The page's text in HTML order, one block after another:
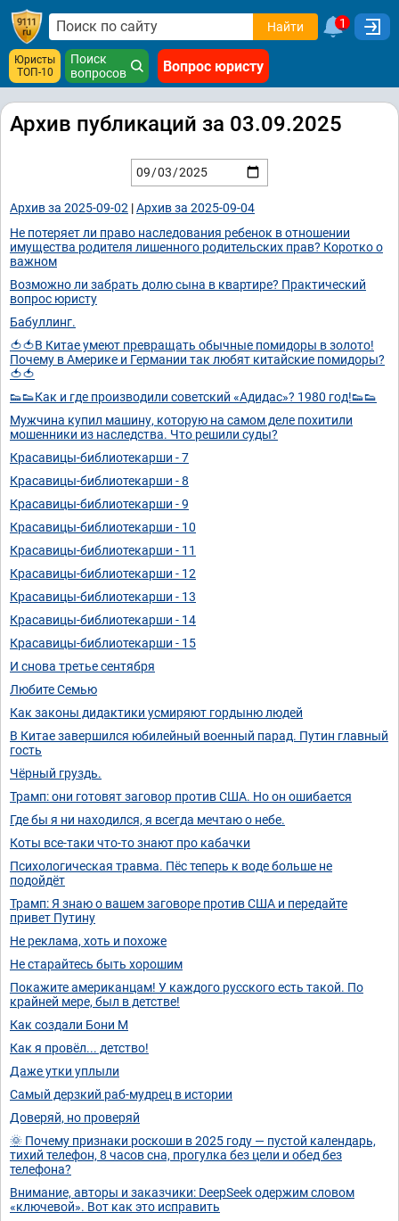
Найти 1
Юристы
ТОП-10
Поиск
вопросов
Вопрос юристу
Архив публикаций за 03.09.2025
Архив за 2025-09-02 |Архив за 2025-09-04
Не потеряет ли право наследования ребенок в отношении
имущества родителя лишенного родительских прав? Коротко о
важном
Возможно ли забрать долю сына в квартире? Практический
вопрос юристу
Бабуллинг.
🍅🍅В Китае умеют превращать обычные помидоры в золото!
Почему в Америке и Германии так любят китайские помидоры?
🍅🍅
👟👟Как и где производили советский «Адидас»? 1980 год!👟👟
Мужчина купил машину, которую на самом деле похитили
мошенники из наследства. Что решили суды?
Красавицы-библиотекарши - 7
Красавицы-библиотекарши - 8
Красавицы-библиотекарши - 9
Красавицы-библиотекарши - 10
Красавицы-библиотекарши - 11
Красавицы-библиотекарши - 12
Красавицы-библиотекарши - 13
Красавицы-библиотекарши - 14
Красавицы-библиотекарши - 15
И снова третье сентября
Любите Семью
Как законы дидактики усмиряют гордыню людей
В Китае завершился юбилейный военный парад. Путин главный
гость
Чёрный груздь.
Трамп: они готовят заговор против США. Но он ошибается
Где бы я ни находился, я всегда мечтаю о небе.
Коты все-таки что-то знают про кабачки
Психологическая травма. Пёс теперь к воде больше не
подойдёт
Трамп: Я знаю о вашем заговоре против США и передайте
привет Путину
Не реклама, хоть и похоже
Не старайтесь быть хорошим
Покажите американцам! У каждого русского есть такой. По
крайней мере, был в детстве!
Как создали Бони М
Как я провёл... детство!
Даже утки уплыли
Самый дерзкий раб-мудрец в истории
Доверяй, но проверяй
🌞 Почему признаки роскоши в 2025 году — пустой календарь,
тихий телефон, 8 часов сна, прогулка без цели и обед без
телефона?
Внимание, авторы и заказчики: DeepSeek одержим словом
«ключевой». Вот как это исправить